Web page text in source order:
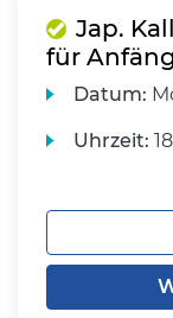
Jap.
für
Datum:
Uhrzeit: